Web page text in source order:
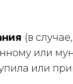
(в
или
или